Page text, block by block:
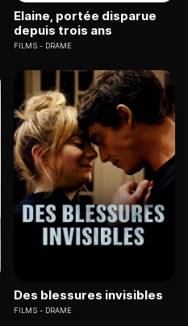
Elaine, portée disparue
depuis trois ans
FILMS DRAME
Des blessures invisibles
FILMS DRAME